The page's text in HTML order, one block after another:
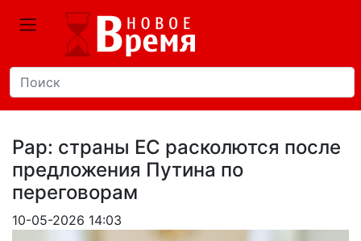
Рар: страны ЕС расколются после
предложения Путина по
переговорам
10-05-2026 14:03